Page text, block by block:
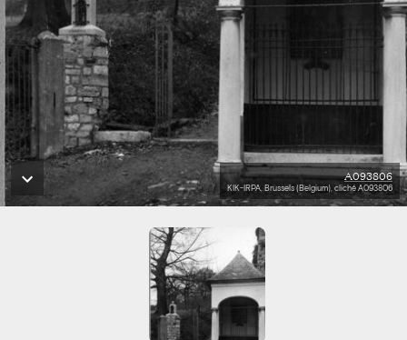
A093806
KIK-IRPA, Brussels (Belgium), cliché A093806